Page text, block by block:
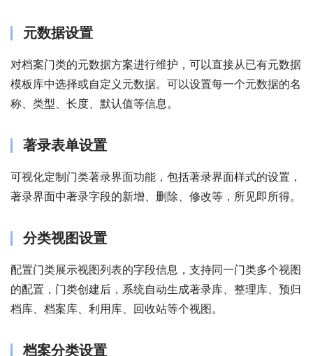
元数据设置
对档案门类的元数据方案进行维护，可以直接从已有元数据
模板库中选择或自定义元数据。可以设置每一个元数据的名
称、类型、长度、默认值等信息。
著录表单设置
可视化定制门类著录界面功能，包括著录界面样式的设置，
著录界面中著录字段的新增、删除、修改等，所见即所得。
分类视图设置
配置门类展示视图列表的字段信息，支持同一门类多个视图
的配置，门类创建后，系统自动生成著录库、整理库、预归
档库、档案库、利用库、回收站等个视图。
档案分类设置